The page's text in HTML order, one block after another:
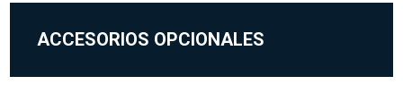
ACCESORIOS OPCIONALES